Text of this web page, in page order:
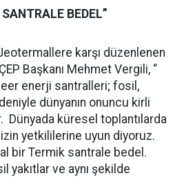
BEDEL”
karşı düzenlenen
Başkanı Mehmet Vergili, “
enerji santralleri; fosil,
dünyanın onuncu kirli
Dünyada küresel toplantılarda
yetkililerine uyun diyoruz.
bir Termik santrale bedel.
yakıtlar ve aynı şekilde